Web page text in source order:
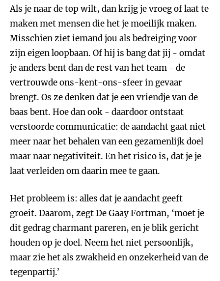
Als je naar de top wilt, dan krijg je vroeg of laat te
maken met mensen die het je moeilijk maken.
Misschien ziet iemand jou als bedreiging voor
zijn eigen loopbaan. Of hij is bang dat jij - omdat
je anders bent dan de rest van het team - de
vertrouwde ons-kent-ons-sfeer in gevaar
brengt. Os ze denken dat je een vriendje van de
baas bent. Hoe dan ook - daardoor ontstaat
verstoorde communicatie: de aandacht gaat niet
meer naar het behalen van een gezamenlijk doel
maar naar negativiteit. En het risico is, dat je je
laat verleiden om daarin mee te gaan.
Het probleem is: alles dat je aandacht geeft
groeit. Daarom, zegt De Gaay Fortman, ‘moet je
dit gedrag charmant pareren, en je blik gericht
houden op je doel. Neem het niet persoonlijk,
maar zie het als zwakheid en onzekerheid van de
tegenpartij.’